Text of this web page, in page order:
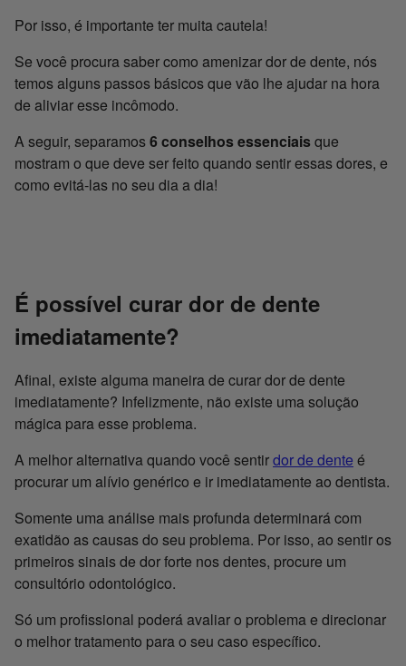
Por isso, é importante ter muita cautela!
Se você procura saber como amenizar dor de dente, nós
temos alguns passos básicos que vão lhe ajudar na hora
de aliviar esse incômodo.
A seguir, separamos6 conselhos essenciaisque
mostram o que deve ser feito quando sentir essas dores, e
como evitá-las no seu dia a dia!
É possível curar dor de dente
imediatamente?
Afinal, existe alguma maneira de curar dor de dente
imediatamente? Infelizmente, não existe uma solução
mágica para esse problema.
A melhor alternativa quando você sentirdor de dente é
procurar um alívio genérico e ir imediatamente ao dentista.
Somente uma análise mais profunda determinará com
exatidão as causas do seu problema. Por isso, ao sentir os
primeiros sinais de dor forte nos dentes, procure um
consultório odontológico.
Só um profissional poderá avaliar o problema e direcionar
o melhor tratamento para o seu caso específico.